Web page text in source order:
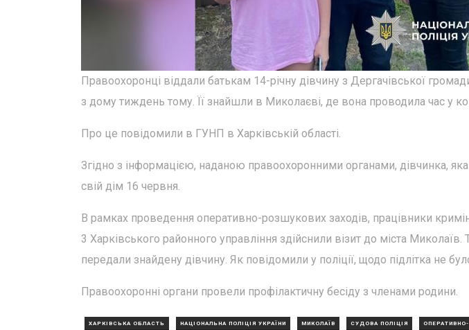
Правоохоронці віддали батькам 14-річну дівчину з Дергачівської
з дому тиждень тому. Її знайшли в Миколаєві, де вона проводила час у
Про це повідомили в ГУНП в Харківській області.
Згідно з інформацією, наданою правоохоронними органами, дівчинка,
свій дім 16 червня.
В рамках проведення оперативно-розшукових заходів, працівники
3 Харківського районного управління здійснили візит до міста
передали знайдену дівчину. Як повідомили у поліції, щодо підлітка не
Правоохоронні органи провели профілактичну бесіду з членами родини.
ХАРКІВСЬКА ОБЛАСТЬ НАЦІОНАЛЬНА ПОЛІЦІЯ УКРАЇНИ МИКОЛАЇВ СУДОВА ПОЛІЦІЯ